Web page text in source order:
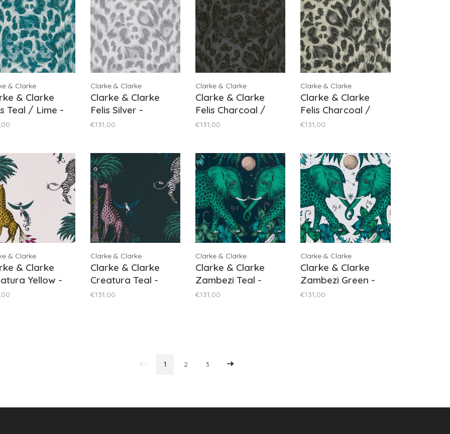
& Clarke
& Clarke
Teal / Lime -
10
Clarke & Clarke
Clarke & Clarke
Felis Silver -
W0115/09
€131,00
Clarke & Clarke
Clarke & Clarke
Felis Charcoal /
Rose Gold -
€131,00
Clarke & Clarke
Clarke & Clarke
Felis Charcoal /
Gold - W0115/02
€131,00
& Clarke
& Clarke
Yellow -
05
Clarke & Clarke
Clarke & Clarke
Creatura Teal -
W0114/03
€131,00
Clarke & Clarke
Clarke & Clarke
Zambezi Teal -
W0121/06
€131,00
Clarke & Clarke
Clarke & Clarke
Zambezi Green -
W0121/03
€131,00
1 2 3